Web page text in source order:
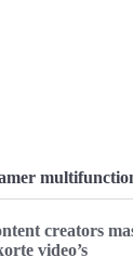
creators
video’s